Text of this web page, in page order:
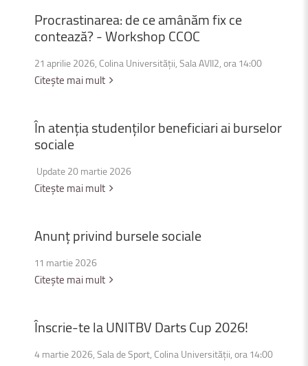
Procrastinarea:deceamânămfixce
contează?-WorkshopCCOC
21 aprilie 2026, Colina Universității, Sala AVII2, ora 14:00
Citește mai mult
Înatențiastudențilorbeneficiariaiburselor
sociale
Update 20 martie 2026
Citește mai mult
Anunțprivindburselesociale
11 martie 2026
Citește mai mult
Înscrie-telaUNITBVDartsCup2026!
4 martie 2026, Sala de Sport, Colina Universității, ora 14:00